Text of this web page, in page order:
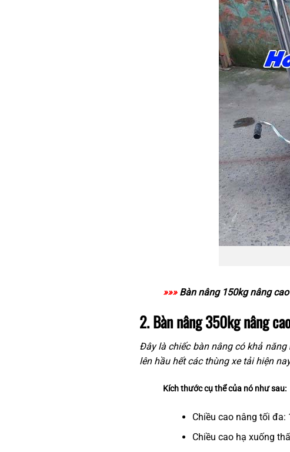
»»»Bàn nâng 150kg nâng
2. Bàn nâng 350kg nâng
Đây là chiếc bàn nâng có khả
lên hầu hết các thùng xe tải hiện
Kích thước cụ thể của nó như sau:
Chiều cao nâng tối đa:
Chiều cao hạ xuống